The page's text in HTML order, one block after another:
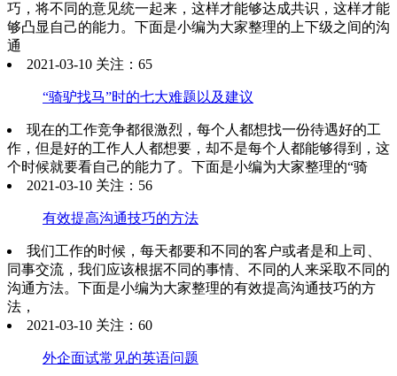
巧，将不同的意见统一起来，这样才能够达成共识，这样才能
够凸显自己的能力。下面是小编为大家整理的上下级之间的沟
通
2021-03-10 关注：65
“骑驴找马”时的七大难题以及建议
现在的工作竞争都很激烈，每个人都想找一份待遇好的工
作，但是好的工作人人都想要，却不是每个人都能够得到，这
个时候就要看自己的能力了。下面是小编为大家整理的“骑
2021-03-10 关注：56
有效提高沟通技巧的方法
我们工作的时候，每天都要和不同的客户或者是和上司、
同事交流，我们应该根据不同的事情、不同的人来采取不同的
沟通方法。下面是小编为大家整理的有效提高沟通技巧的方
法，
2021-03-10 关注：60
外企面试常见的英语问题